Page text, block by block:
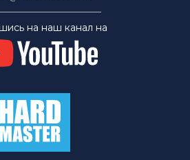
на наш канал на